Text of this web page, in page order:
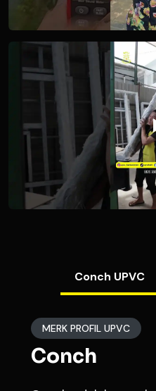
Conch UPVC
MERK PROFIL UPVC
Conch